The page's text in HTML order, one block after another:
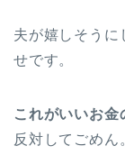
夫が嬉しそうに
せです。
これがいいお金
反対してごめん